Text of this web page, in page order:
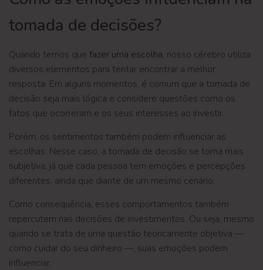
tomada de decisões?
Quando temos que fazer uma escolha, nosso cérebro utiliza
diversos elementos para tentar encontrar a melhor
resposta. Em alguns momentos, é comum que a tomada de
decisão seja mais lógica e considere questões como os
fatos que ocorreram e os seus interesses ao investir.
Porém, os sentimentos também podem influenciar as
escolhas. Nesse caso, a tomada de decisão se torna mais
subjetiva, já que cada pessoa tem emoções e percepções
diferentes, ainda que diante de um mesmo cenário.
Como consequência, esses comportamentos também
repercutem nas decisões de investimentos. Ou seja, mesmo
quando se trata de uma questão teoricamente objetiva —
como cuidar do seu dinheiro —, suas emoções podem
influenciar.